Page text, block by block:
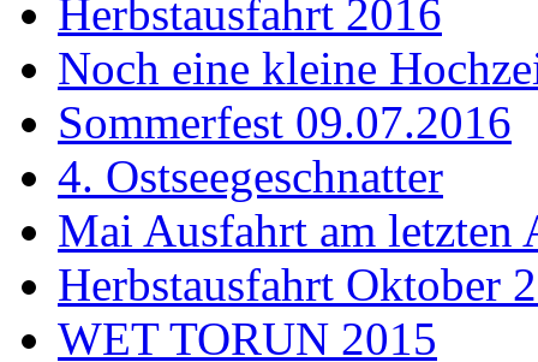
Herbstausfahrt 2016
Noch eine kleine
Sommerfest 09.07.2016
4. Ostseegeschnatter
Mai Ausfahrt am letzten
Herbstausfahrt Oktober
WET TORUN 2015